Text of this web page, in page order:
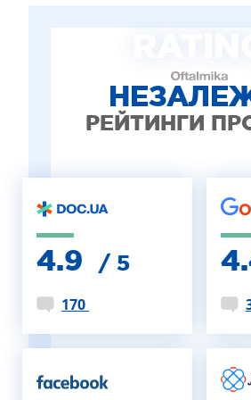
ДИТЯЧА ОФТАЛЬМОЛОГІЯ
ЛІКУВАННЯ ЗАХВОРЮВАНЬ
ЕСТЕТИЧНА ХІРУРГІЯ
РЕЙТИНГИ
4.9 / 5
170